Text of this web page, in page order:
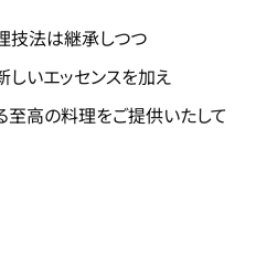
技法は継承しつつ
いエッセンスを加え
高の料理をご提供いたして